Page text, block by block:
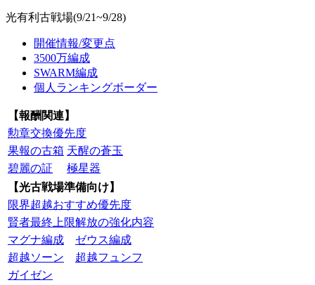
光有利古戦場(9/21~9/28)
開催情報/変更点
3500万編成
SWARM編成
個人ランキングボーダー
【報酬関連】
勲章交換優先度
果報の古箱 天醒の蒼玉
碧麗の証
極星器
【光古戦場準備向け】
限界超越おすすめ優先度
賢者最終上限解放の強化内容
マグナ編成
ゼウス編成
超越ソーン
超越フュンフ
ガイゼン